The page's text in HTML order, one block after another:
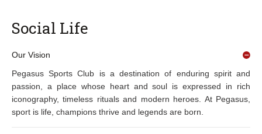
Social Life
Our Vision
Pegasus Sports Club is a destination of enduring spirit and
passion, a place whose heart and soul is expressed in rich
iconography, timeless rituals and modern heroes. At Pegasus,
sport is life, champions thrive and legends are born.